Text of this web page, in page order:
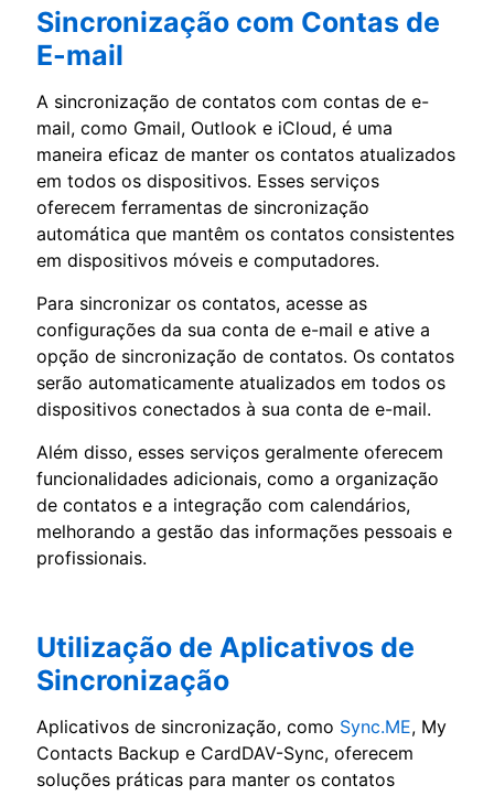
Sincronização com Contas de
E-mail
A sincronização de contatos com contas de e-
mail, como Gmail, Outlook e iCloud, é uma
maneira eficaz de manter os contatos atualizados
em todos os dispositivos. Esses serviços
oferecem ferramentas de sincronização
automática que mantêm os contatos consistentes
em dispositivos móveis e computadores.
Para sincronizar os contatos, acesse as
configurações da sua conta de e-mail e ative a
opção de sincronização de contatos. Os contatos
serão automaticamente atualizados em todos os
dispositivos conectados à sua conta de e-mail.
Além disso, esses serviços geralmente oferecem
funcionalidades adicionais, como a organização
de contatos e a integração com calendários,
melhorando a gestão das informações pessoais e
profissionais.
Utilização de Aplicativos de
Sincronização
Aplicativos de sincronização, como Sync.ME, My
Contacts Backup e CardDAV-Sync, oferecem
soluções práticas para manter os contatos